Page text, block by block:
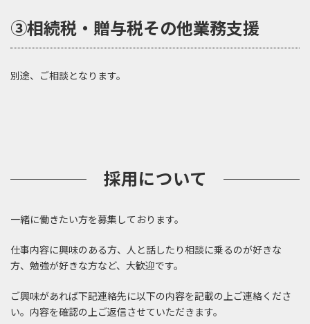
③相続税・贈与税その他業務支援
別途、ご相談となります。
採用について
一緒に働きたい方を募集しております。
仕事内容に興味のある方、人と話したり相談に乗るのが好きな
方、勉強が好きな方など、大歓迎です。
ご興味があれば下記連絡先に以下の内容を記載の上ご連絡くださ
い。内容を確認の上ご返信させていただきます。